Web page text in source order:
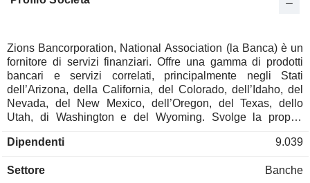
Zions Bancorporation, National Association (la Banca) è un
fornitore di servizi finanziari. Offre una gamma di prodotti
bancari e servizi correlati, principalmente negli Stati
dell’Arizona, della California, del Colorado, dell’Idaho, del
Nevada, del New Mexico, dell’Oregon, del Texas, dello
Utah, di Washington e del Wyoming. Svolge la propria
gestite e definite geograficamente, ciascuna con un proprio
servizi comprendono servizi bancari per le imprese
Dipendenti 9.039
Settore Banche